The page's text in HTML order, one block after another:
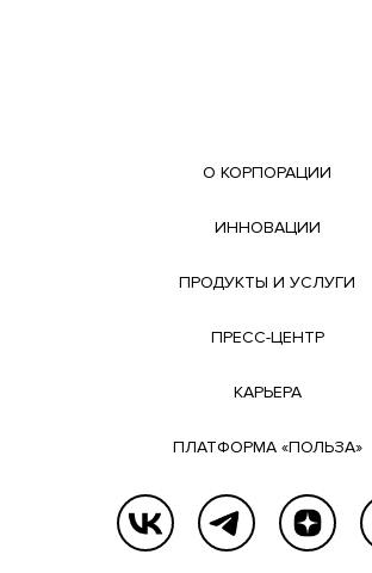
О КОРПОРАЦИИ
ИННОВАЦИИ
ПРОДУКТЫ И УСЛУГИ
ПРЕСС-ЦЕНТР
КАРЬЕРА
ПЛАТФОРМА «ПОЛЬЗА»